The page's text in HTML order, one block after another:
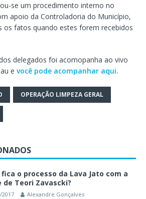
se um procedimento interno no
apoio da Controladoria do Município,
os fatos quando estes forem recebidos
delegados foi acomopanha ao vivo
e você pode acompanhar aqui.
OPERAÇÃO LIMPEZA GERAL
fica o processo da Lava Jato com a
de Teori Zavascki?
2017 Alexandre Gonçalves